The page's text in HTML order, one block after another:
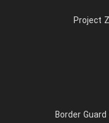
Project
Border